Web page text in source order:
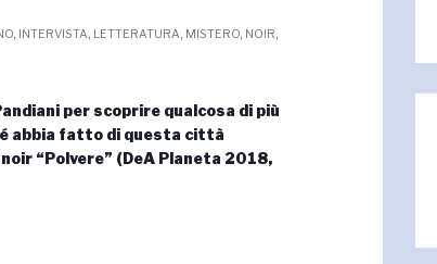
, INTERVISTA, LETTERATURA, MISTERO, NOIR,
per scoprire qualcosa di più
abbia fatto di questa città
“Polvere” (DeA Planeta 2018,